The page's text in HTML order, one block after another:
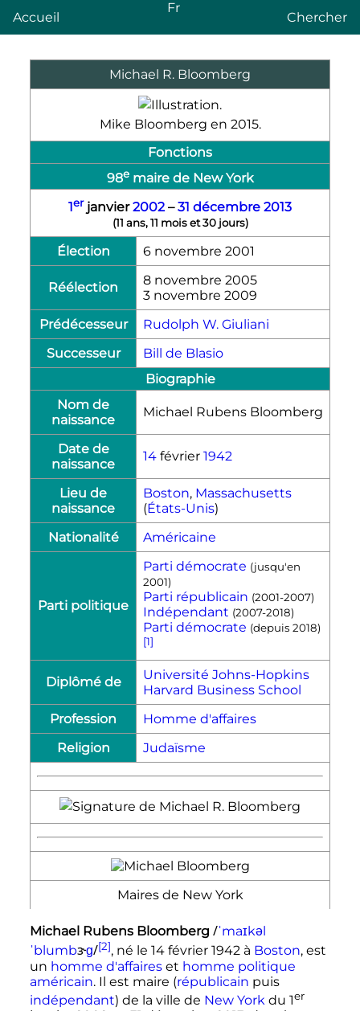
Accueil
Fr
Chercher
Michael R. Bloomberg
Mike Bloomberg en 2015.
Fonctions
98emaire de New York
1erjanvier2002–31 décembre 2013
(11 ans, 11 mois et 30 jours)
Élection 6 novembre 2001
Réélection
8 novembre 2005
3 novembre 2009
Prédécesseur
Rudolph W. Giuliani
Successeur
Bill de Blasio
Biographie
Nom de
naissance
Michael Rubens Bloomberg
Date de
naissance
14 février 1942
Lieu de
naissance
Boston, Massachusetts
(États-Unis)
Nationalité
Américaine
Parti politique
Parti démocrate (jusqu'en
2001)
Parti républicain (2001-2007)
Indépendant (2007-2018)
Parti démocrate (depuis 2018)
[1]
Diplômé de
Université Johns-Hopkins
Harvard Business School
Profession
Homme d'affaires
Religion
Judaïsme
Maires de New York
Michael Rubens Bloomberg /ˈmaɪkəl
ˈblumbɝɡ/[2], né le 14 février 1942à Boston, est
un homme d'affaireset homme politique
américain. Il est maire (républicain puis
indépendant) de la ville de New Yorkdu 1er